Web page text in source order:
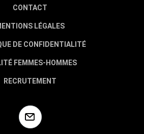
CONTACT
LÉGALES
DE CONFIDENTIALITÉ
FEMMES-HOMMES
RECRUTEMENT